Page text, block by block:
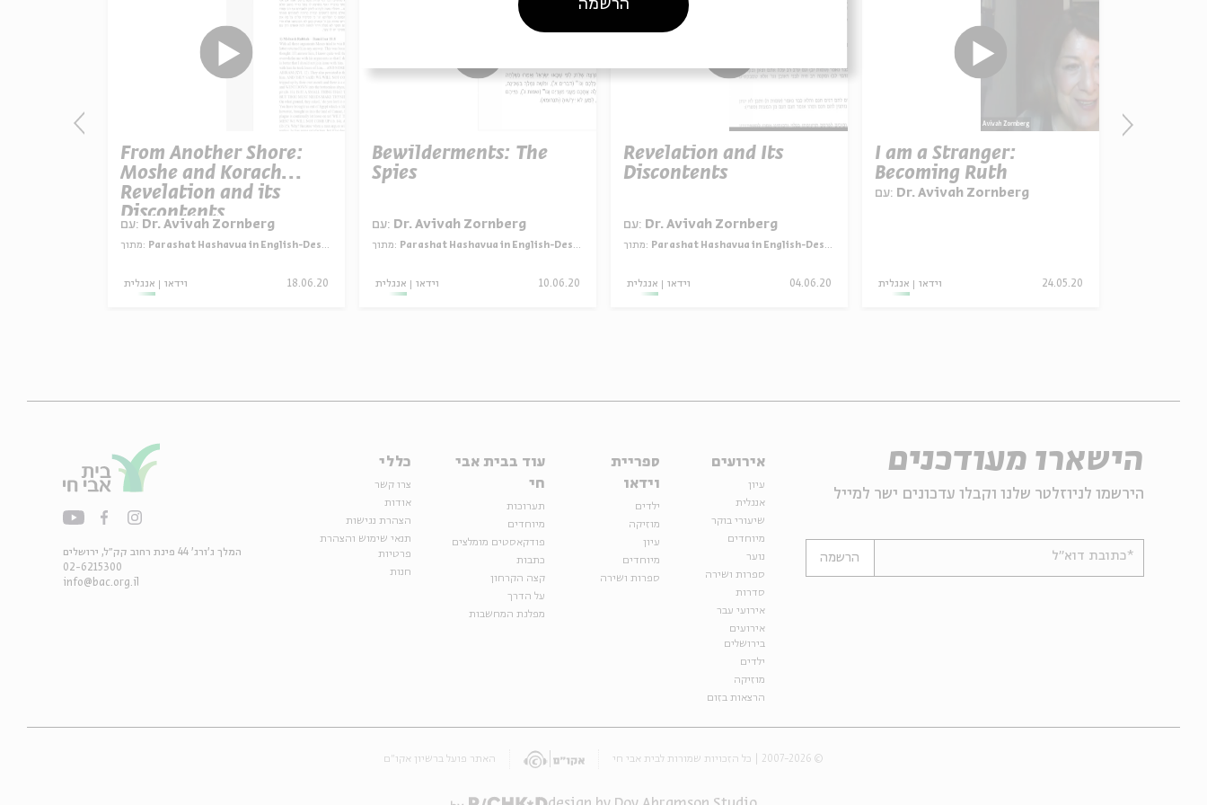
From Another Shore:
Moshe and Korach
Revelation and its
Discontents.
עם: Dr. Avivah Zornberg
מתוך: Parashat Hashavua in English-Desire in the Wilderness
אנגלית וידאו 18.06.20
Bewilderments: The
Spies
עם: Dr. Avivah Zornberg
מתוך: Parashat Hashavua in English-Desire in the Wilderness
אנגלית וידאו 10.06.20
Revelation and Its
Discontents
עם: Dr. Avivah Zornberg
מתוך: Parashat Hashavua in English-Desire in the Wilderness
אנגלית וידאו 04.06.20
I am a Stranger:
Becoming Ruth
עם: Dr. Avivah Zornberg
אנגלית וידאו 24.05.20
הישארו מעודכנים
הירשמו לניוזלטר שלנו וקבלו עדכונים ישר למייל
*כתובת דוא"ל הרשמה
אירועים
עיון
אנגלית
שיעורי בוקר
מיוחדים
נוער
ספרות ושירה
סדרות
אירועי עבר
אירועים
בירושלים
ילדים
מוזיקה
הרצאות בזום
ספריית
וידאו
ילדים
מוזיקה
עיון
מיוחדים
ספרות ושירה
עוד בבית אבי
חי
תערוכות
מיוחדים
פודקאסטים מומלצים
כתבות
קצה הקרחון
על הדרך
מפלגת המחשבות
כללי
צרו קשר
אודות
הצהרת נגישות
תנאי שימוש והצהרת
פרטיות
חנות
המלך ג'ורג' 44 פינת רחוב קק״ל, ירושלים
info@bac.org.il
02-6215300
© 2007-2026 | כל הזכויות שמורות לבית אבי חי האתר פועל ברשיון אקו״ם
הרשמה